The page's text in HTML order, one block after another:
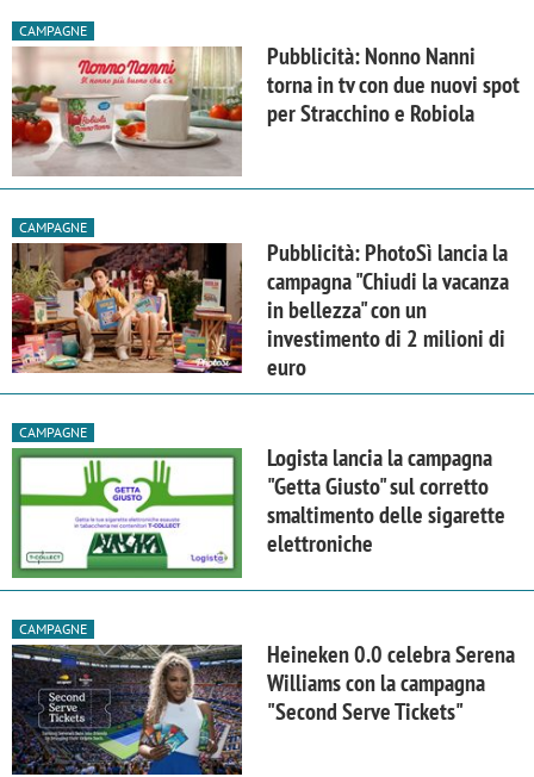
CAMPAGNE
Pubblicità: Nonno Nanni
torna in tv con due nuovi spot
per Stracchino e Robiola
CAMPAGNE
Pubblicità: PhotoSì lancia la
campagna "Chiudi la vacanza
in bellezza" con un
investimento di 2 milioni di
euro
CAMPAGNE
Logista lancia la campagna
"Getta Giusto" sul corretto
smaltimento delle sigarette
elettroniche
CAMPAGNE
Heineken 0.0 celebra Serena
Williams con la campagna
"Second Serve Tickets"